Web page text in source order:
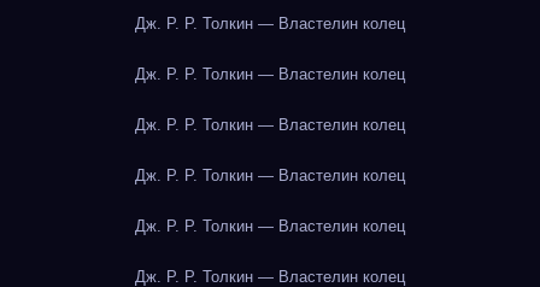
Дж. Р. Р. Толкин — Властелин колец
Дж. Р. Р. Толкин — Властелин колец
Дж. Р. Р. Толкин — Властелин колец
Дж. Р. Р. Толкин — Властелин колец
Дж. Р. Р. Толкин — Властелин колец
Дж. Р. Р. Толкин — Властелин колец